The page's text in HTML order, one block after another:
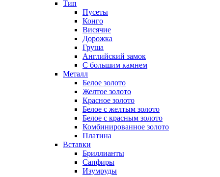
Тип
Пусеты
Конго
Висячие
Дорожка
Груша
Английский замок
С большим камнем
Металл
Белое золото
Желтое золото
Красное золото
Белое с желтым золото
Белое с красным золото
Комбинированное золото
Платина
Вставки
Бриллианты
Сапфиры
Изумруды